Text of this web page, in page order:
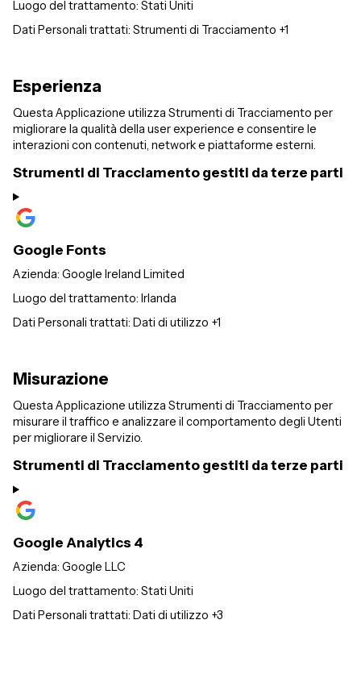
Luogo del trattamento: Stati Uniti
Dati Personali trattati: Strumenti di Tracciamento +1
Esperienza
Questa Applicazione utilizza Strumenti di Tracciamento per
migliorare la qualità della user experience e consentire le
interazioni con contenuti, network e piattaforme esterni.
Strumenti di Tracciamento gestiti da terze parti
Google Fonts
Azienda: Google Ireland Limited
Luogo del trattamento: Irlanda
Dati Personali trattati: Dati di utilizzo +1
Misurazione
Questa Applicazione utilizza Strumenti di Tracciamento per
misurare il traffico e analizzare il comportamento degli Utenti
per migliorare il Servizio.
Strumenti di Tracciamento gestiti da terze parti
Google Analytics 4
Azienda: Google LLC
Luogo del trattamento: Stati Uniti
Dati Personali trattati: Dati di utilizzo +3